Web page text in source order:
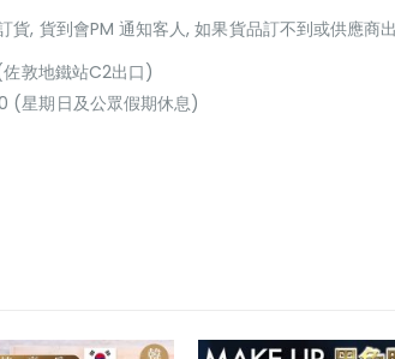
, 貨到會PM 通知客人, 如果貨品訂不到或供應商
敦地鐵站C2出口)
(星期日及公眾假期休息)